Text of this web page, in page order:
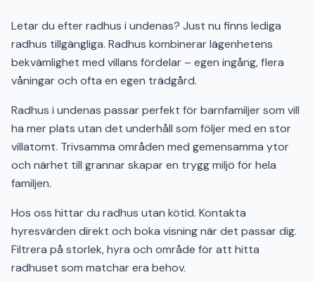
Letar du efter radhus i undenas? Just nu finns lediga
radhus tillgängliga. Radhus kombinerar lägenhetens
bekvämlighet med villans fördelar – egen ingång, flera
våningar och ofta en egen trädgård.
Radhus i undenas passar perfekt för barnfamiljer som vill
ha mer plats utan det underhåll som följer med en stor
villatomt. Trivsamma områden med gemensamma ytor
och närhet till grannar skapar en trygg miljö för hela
familjen.
Hos oss hittar du radhus utan kötid. Kontakta
hyresvärden direkt och boka visning när det passar dig.
Filtrera på storlek, hyra och område för att hitta
radhuset som matchar era behov.